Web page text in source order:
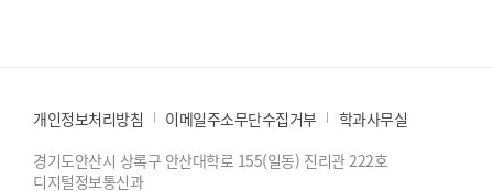
개인정보처리방침 이메일주소무단수집거부
학과사무실
경기도안산시 상록구 안산대학로 155(일동) 진리관 222호
디지털정보통신과